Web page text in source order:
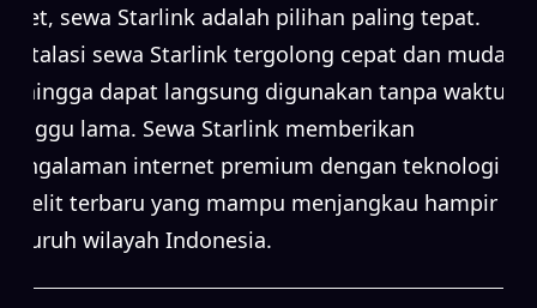
ribet, sewa Starlink adalah pilihan paling tepat.
Instalasi sewa Starlink tergolong cepat dan mudah,
sehingga dapat langsung digunakan tanpa waktu
tunggu lama. Sewa Starlink memberikan
pengalaman internet premium dengan teknologi
satelit terbaru yang mampu menjangkau hampir
seluruh wilayah Indonesia.